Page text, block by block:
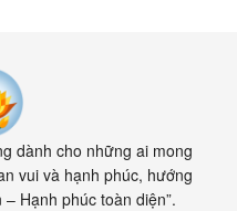
dành cho những ai mong
vui và hạnh phúc, hướng
Hạnh phúc toàn diện”.